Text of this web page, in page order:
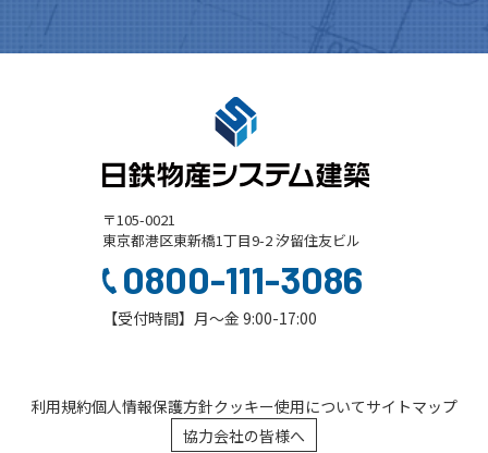
〒105-0021
東京都港区東新橋1丁目9-2 汐留住友ビル
0800-111-3086
【受付時間】月～金 9:00-17:00
利用規約個人情報保護方針クッキー使用についてサイトマップ
協力会社の皆様へ